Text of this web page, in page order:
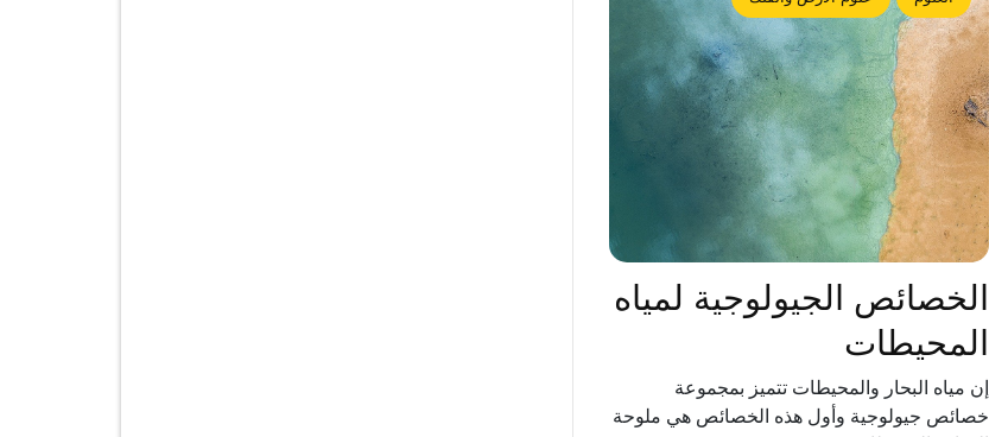
الخصائص الجيولوجية لمياه
المحيطات
إن مياه البحار والمحيطات تتميز بمجموعة
خصائص جيولوجية وأول هذه الخصائص هي ملوحة